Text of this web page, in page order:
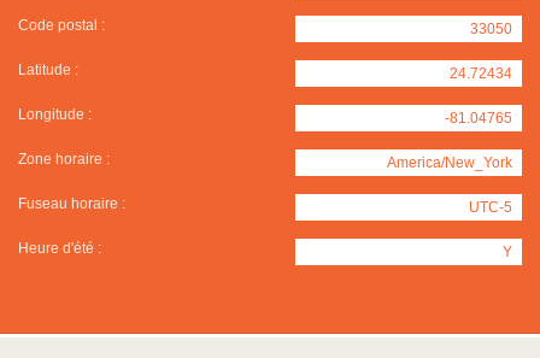
Code postal : 33050
Latitude : 24.72434
Longitude : -81.04765
Zone horaire : America/New_York
Fuseau horaire : UTC-5
Heure d'été : Y